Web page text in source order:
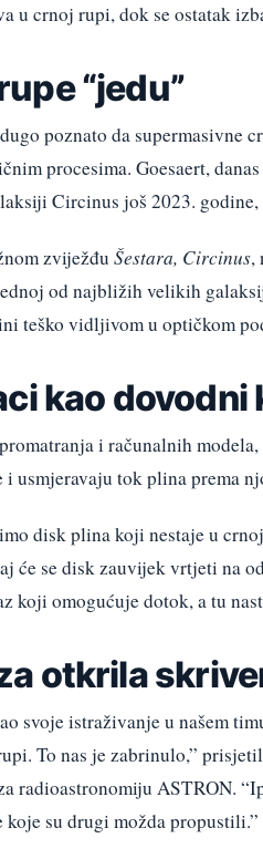
u crnoj rupi, dok se ostatak
“jedu”
poznato da supermasivne
procesima. Goesaert,
Circinus još 2023.
zviježđu Šestara, Circinus,
od najbližih velikih
teško vidljivom u optičkom
kao dovodni
i računalnih
i usmjeravaju tok plina prema
disk plina koji nestaje u
će se disk zauvijek vrtjeti na
koji omogućuje dotok, a tu
otkrila
svoje istraživanje u našem
To nas je zabrinulo,”
radioastronomiju ASTRON.
su drugi možda propustili.”